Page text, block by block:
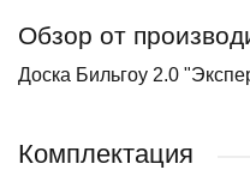
Обзор от
Доска Бильгоу 2.0
Комплектация